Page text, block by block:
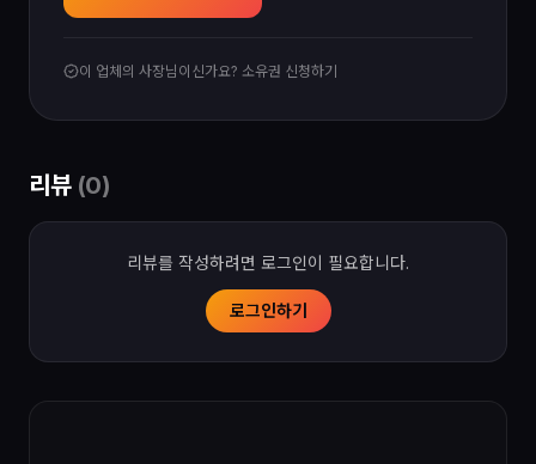
이 업체의 사장님이신가요? 소유권 신청하기
리뷰 (0)
리뷰를 작성하려면 로그인이 필요합니다.
로그인하기